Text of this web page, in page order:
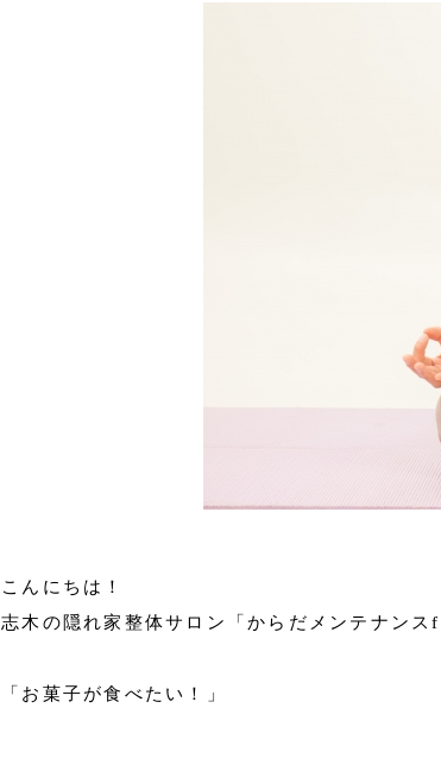
こんにちは！
志木の隠れ家整体サロン「からだメンテナンス
「お菓子が食べたい！」